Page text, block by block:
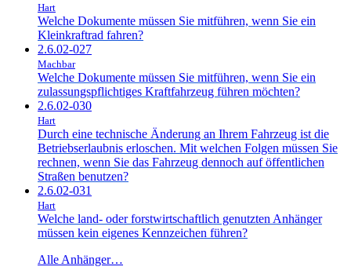
Hart
Welche Dokumente müssen Sie mitführen, wenn Sie ein
Kleinkraftrad fahren?
2.6.02-027
Machbar
Welche Dokumente müssen Sie mitführen, wenn Sie ein
zulassungspflichtiges Kraftfahrzeug führen möchten?
2.6.02-030
Hart
Durch eine technische Änderung an Ihrem Fahrzeug ist die
Betriebserlaubnis erloschen. Mit welchen Folgen müssen Sie
rechnen, wenn Sie das Fahrzeug dennoch auf öffentlichen
Straßen benutzen?
2.6.02-031
Hart
Welche land- oder forstwirtschaftlich genutzten Anhänger
müssen kein eigenes Kennzeichen führen?
Alle Anhänger…